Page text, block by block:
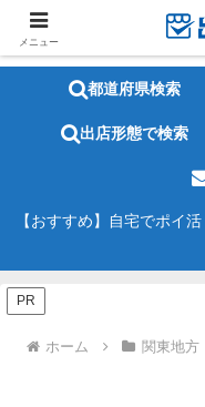
都道府県検索
出店形態で検索
【おすすめ】自宅でポイ
PR
ホーム 関東地方
メニュー